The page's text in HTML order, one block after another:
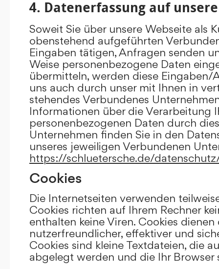
4. Datenerfassung auf
Soweit Sie über unsere Webseite als
obenstehend aufgeführten
Eingaben tätigen, Anfragen senden
Weise personenbezogene Daten
übermitteln, werden diese
uns auch durch unser mit Ihnen in
stehendes Verbundenes
Informationen über die Verarbeitung
personenbezogenen Daten durch
Unternehmen finden Sie in den
unseres jeweiligen Verbundenen
https://schluetersche.de/
Cookies
Die Internetseiten verwenden
Cookies richten auf Ihrem Rechner
enthalten keine Viren. Cookies
nutzerfreundlicher, effektiver und
Cookies sind kleine Textdateien, die
abgelegt werden und die Ihr Browser